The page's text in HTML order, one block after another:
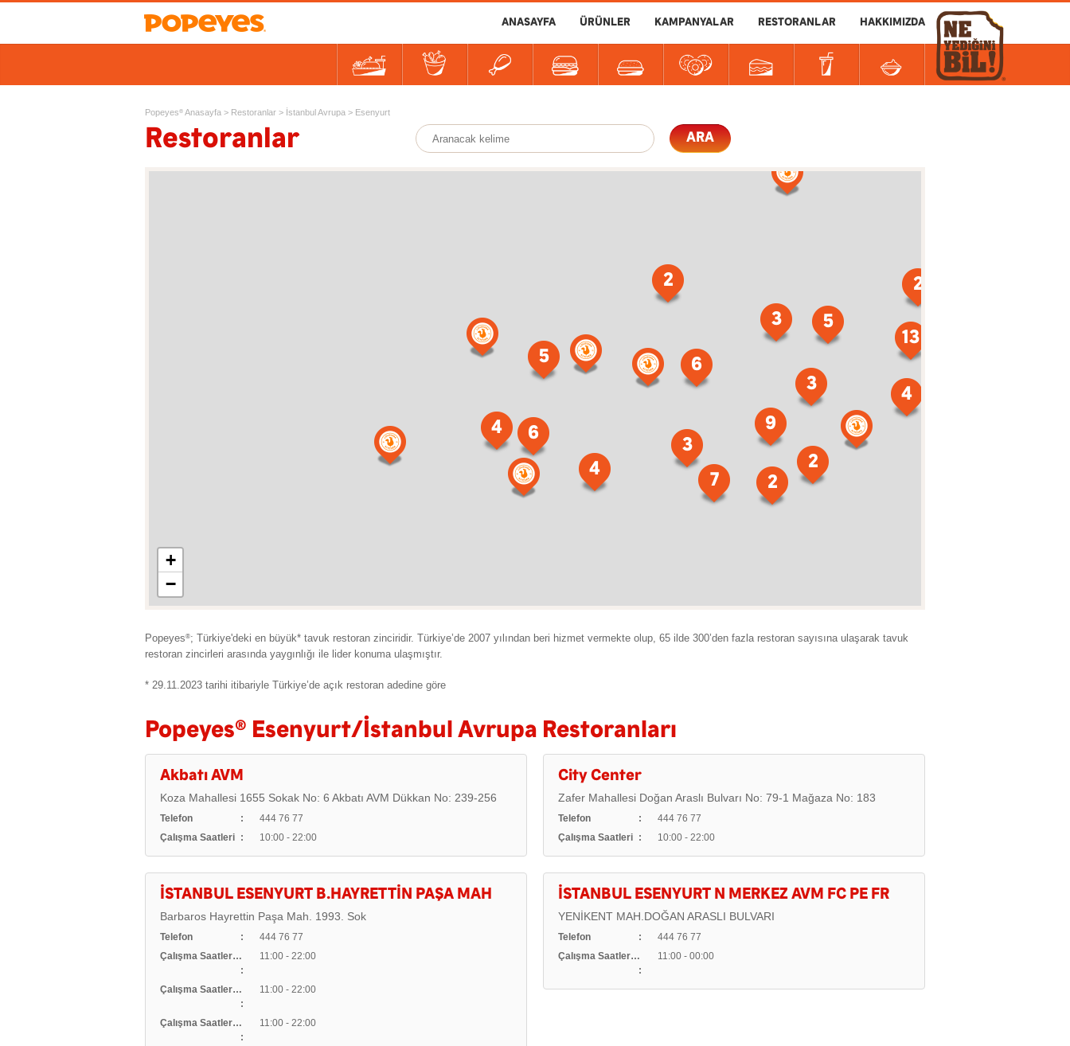
ANASAYFA ÜRÜNLER KAMPANYALAR RESTORANLAR HAKKIMIZDA
İçecekler Soslar
Popeyes® Anasayfa > Restoranlar > İstanbul Avrupa > Esenyurt
Restoranlar ARA
3
4
6
4
5
2
4
13
2
3
2
5
3
9
2
7
6
3
+
−
Popeyes®; Türkiye'deki en büyük* tavuk restoran zinciridir. Türkiye’de 2007 yılından beri hizmet vermekte olup, 65 ilde 300’den fazla restoran sayısına ulaşarak tavuk
restoran zincirleri arasında yaygınlığı ile lider konuma ulaşmıştır.
* 29.11.2023 tarihi itibariyle Türkiye’de açık restoran adedine göre
Popeyes® Esenyurt/İstanbul Avrupa Restoranları
Akbatı AVM
Koza Mahallesi 1655 Sokak No: 6 Akbatı AVM Dükkan No: 239-256
Telefon
444 76 77
Çalışma Saatleri
10:00 - 22:00
City Center
Zafer Mahallesi Doğan Araslı Bulvarı No: 79-1 Mağaza No: 183
Telefon
444 76 77
Çalışma Saatleri
10:00 - 22:00
İSTANBUL ESENYURT B.HAYRETTİN PAŞA MAH
Barbaros Hayrettin Paşa Mah. 1993. Sok
Telefon
444 76 77
Çalışma Saatleri (Hafta İçi)
11:00 - 22:00
Çalışma Saatleri (Cumartesi) 11:00 - 22:00
Çalışma Saatleri (Pazar) 11:00 - 22:00
İSTANBUL ESENYURT N MERKEZ AVM FC PE FR
YENİKENT MAH.DOĞAN ARASLI BULVARI
Telefon
444 76 77
Çalışma Saatleri (Hafta İçi)
11:00 - 00:00